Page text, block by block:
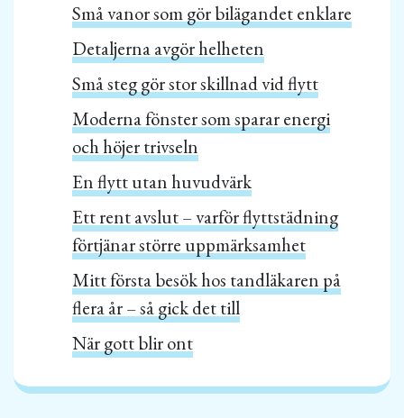
Små vanor som gör bilägandet enklare
Detaljerna avgör helheten
Små steg gör stor skillnad vid flytt
Moderna fönster som sparar energi
och höjer trivseln
En flytt utan huvudvärk
Ett rent avslut – varför flyttstädning
förtjänar större uppmärksamhet
Mitt första besök hos tandläkaren på
flera år – så gick det till
När gott blir ont